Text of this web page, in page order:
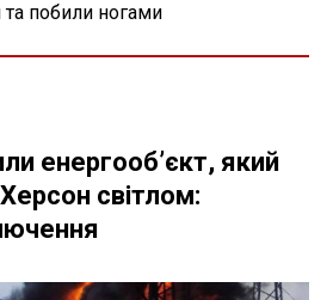
та побили ногами
енергооб’єкт, який
світлом: